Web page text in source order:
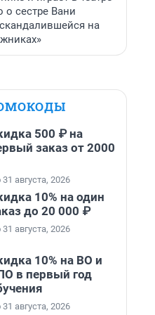
о сестре Вани
на
500 ₽ на
заказ от 2000
августа, 2026
10% на один
до 20 000 ₽
августа, 2026
10% на ВО и
в первый год
августа, 2026